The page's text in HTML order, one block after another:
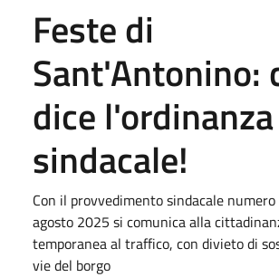
Feste di
Sant'Antonino:
dice l'ordinanza
sindacale!
Con il provvedimento sindacale
agosto 2025 si comunica alla
temporanea al traffico, con divieto di
vie del borgo